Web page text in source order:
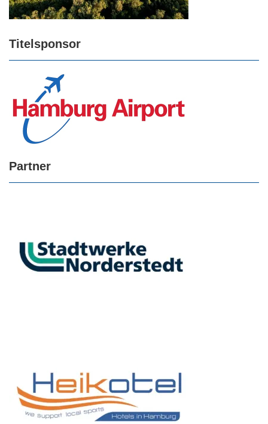
Titelsponsor
Partner